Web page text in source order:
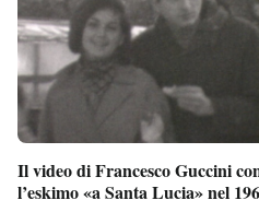
Il video di Francesco Guccini
l’eskimo «a Santa Lucia» nel